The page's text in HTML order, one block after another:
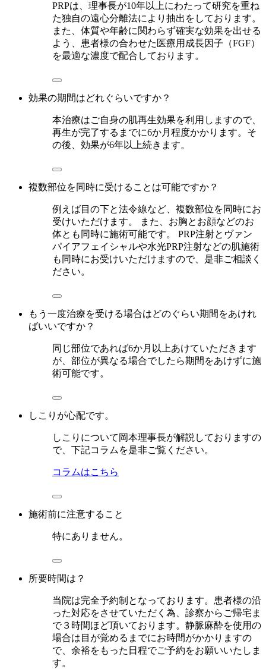
PRPは、理事長が10年以上にわたって研究を重ね
た独自の遠心分離法により抽出をしております。
また、体質や年齢に関わらず確実な効果を出せる
よう、患者様の合わせた医療用成長因子（FGF）
を最適な濃度で配合しております。
効果の期間はどれぐらいですか？
本治療はご自身の肌再生効果を利用しますので、
再生が完了するまでに6か月程度かかります。そ
の後、効果が6年以上続きます。
複数部位を同時に受けることは可能ですか？
例えば目の下と法令線など、複数部位を同時にお
受けいただけます。 また、お胸とお顔などのお
体とも同時に施術可能です。 PRP注射とヴァン
パイアフェイシャルや水光PRP注射などの肌施術
も同時にお受けいただけますので、是非ご相談く
ださい。
もう一度治療を受ける場合はどのぐらい期間をあけれ
ばいいですか？
同じ部位であれば6か月以上あけていただきます
が、部位が異なる場合でしたら期間をあけずに施
術可能です。
しこりが心配です。
しこりについて岡本理事長が解説しておりますの
で、下記コラムを是非ご覧ください。
コラムはこちら
施術前に注意すること
特にありません。
所要時間は？
当院は完全予約制となっております。患者様の沿
った対応をさせていただく為、診察からご帰宅ま
で３時間ほど頂いております。静脈麻酔を使用の
場合は目が覚めるまでにお時間がかかりますの
で、余裕をもった日程でご予約をお願いいたしま
す。